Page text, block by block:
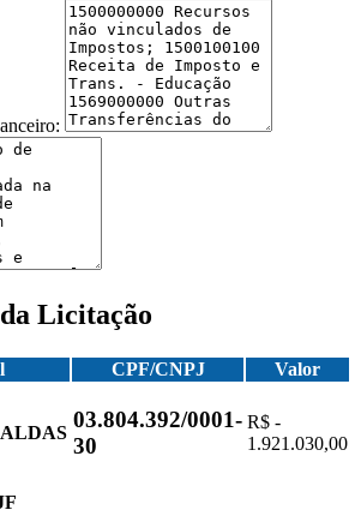
Licitação
CPF/CNPJ Valor
03.804.392/0001-
30
R$ -
1.921.030,00